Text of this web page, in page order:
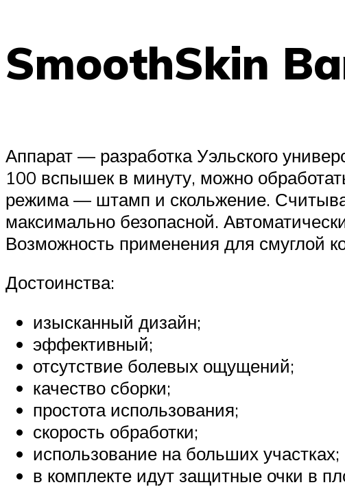
SmoothSkin
Аппарат — разработка Уэльского
100 вспышек в минуту, можно
режима — штамп и скольжение.
максимально безопасной.
Возможность применения для смуглой
Достоинства:
изысканный дизайн;
эффективный;
отсутствие болевых ощущений;
качество сборки;
простота использования;
скорость обработки;
использование на больших участках;
в комплекте идут защитные очки в